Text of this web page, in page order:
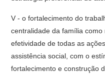
V - o fortalecimento do
centralidade da família
efetividade de todas as
assistência social, com o
fortalecimento e construção